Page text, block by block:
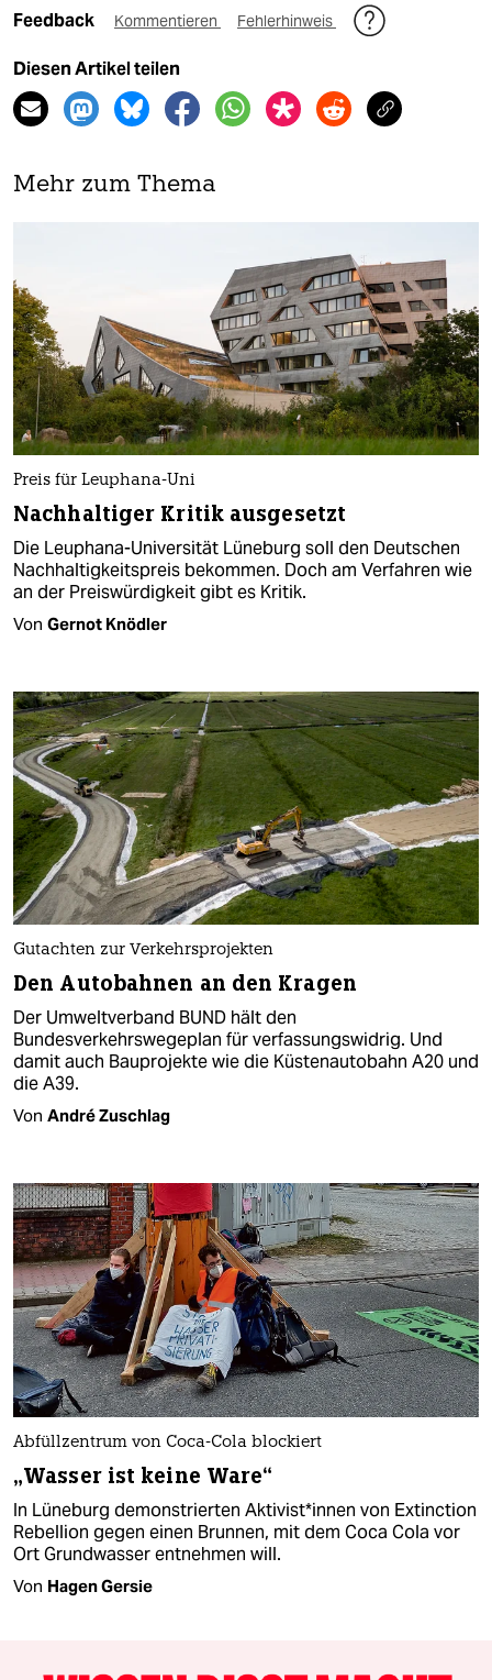
Feedback Kommentieren Fehlerhinweis
Diesen Artikel teilen
Mehr zum Thema
Preis für Leuphana-Uni
Nachhaltiger Kritik ausgesetzt
Die Leuphana-Universität Lüneburg soll den Deutschen
Nachhaltigkeitspreis bekommen. Doch am Verfahren wie
an der Preiswürdigkeit gibt es Kritik.
Von Gernot Knödler
Gutachten zur Verkehrsprojekten
Den Autobahnen an den Kragen
Der Umweltverband BUND hält den
Bundesverkehrswegeplan für verfassungswidrig. Und
damit auch Bauprojekte wie die Küstenautobahn A20 und
die A39.
Von André Zuschlag
Abfüllzentrum von Coca-Cola blockiert
„Wasser ist keine Ware“
In Lüneburg demonstrierten Ak­ti­vis­t*in­nen von Extinction
Rebellion gegen einen Brunnen, mit dem Coca Cola vor
Ort Grundwasser entnehmen will.
Von Hagen Gersie